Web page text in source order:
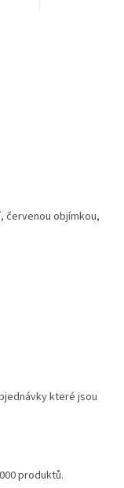
červenou objímkou,
které jsou
produktů.